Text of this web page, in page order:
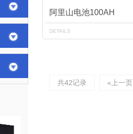
阿里山电池100AH
DETAILS
共42记录 «上一页